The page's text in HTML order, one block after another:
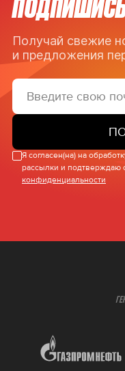
Получай свежие
и предложения
Я согласен(на) на
рассылки и подтверждаю
конфиденциальности